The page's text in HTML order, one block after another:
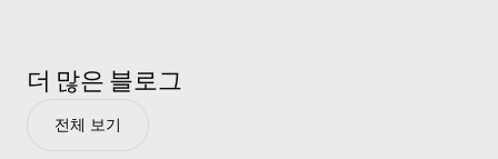
더 많은 블로그
전체 보기